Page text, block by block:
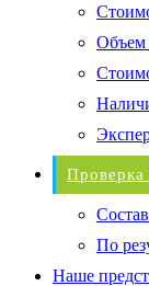
Объем
По
Наше